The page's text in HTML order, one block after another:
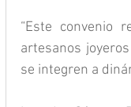
“Este convenio
artesanos
se integren a